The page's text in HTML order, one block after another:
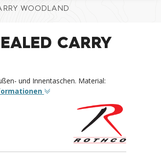
WOODLAND
CARRY
und Innentaschen. Material: